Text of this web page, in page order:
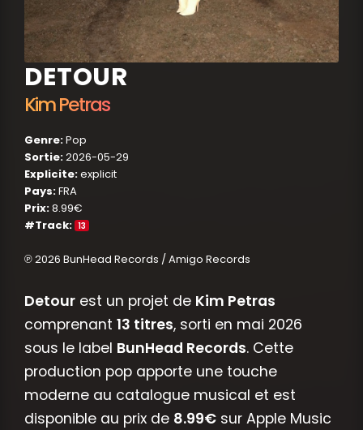
DETOUR
Kim Petras
Genre:Pop
Sortie:2026-05-29
Explicite:explicit
Pays:FRA
Prix:8.99€
#Track: 13
℗ 2026 BunHead Records / Amigo Records
Detour est un projet de Kim Petras
comprenant 13 titres, sorti en mai 2026
sous le label BunHead Records. Cette
production pop apporte une touche
moderne au catalogue musical et est
disponible au prix de 8.99€ sur Apple Music